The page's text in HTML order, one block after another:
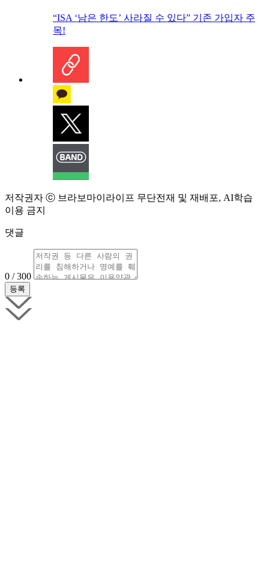
“ISA ‘남은 한도’ 사라질 수 있다” 기존 가입자 주
목!
저작권자 ⓒ 브라보마이라이프 무단전재 및 재배포, AI학습
이용 금지
댓글
0 / 300